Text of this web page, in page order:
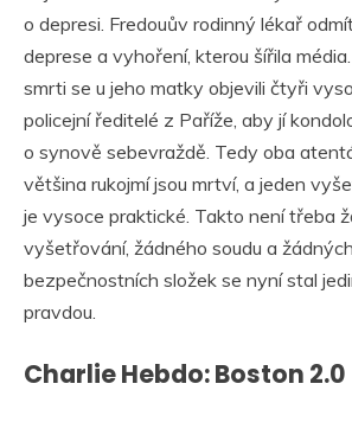
o depresi. Fredouův rodinný lékař
deprese a vyhoření, kterou šířila
smrti se u jeho matky objevili čtyři
policejní ředitelé z Paříže, aby jí
o synově sebevraždě. Tedy oba
většina rukojmí jsou mrtví, a jeden
je vysoce praktické. Takto není třeba
vyšetřování, žádného soudu a
bezpečnostních složek se nyní stal
pravdou.
Charlie Hebdo: Boston 2.0